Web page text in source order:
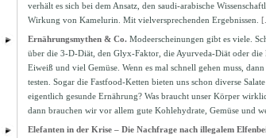
verhält es sich bei dem Ansatz, den saudi-arabische
Wirkung von Kamelurin. Mit vielversprechenden Ergebnissen.
Ernährungsmythen & Co. Modeerscheinungen gibt es viele.
über die 3-D-Diät, den Glyx-Faktor, die Ayurveda-Diät oder
Eiweiß und viel Gemüse. Wenn es mal schnell gehen muss,
testen. Sogar die Fastfood-Ketten bieten uns schon diverse
eigentlich gesunde Ernährung? Was braucht unser Körper
dann brauchen wir vor allem gute Kohlehydrate, Gemüse und
Elefanten in der Krise – Die Nachfrage nach illegalem